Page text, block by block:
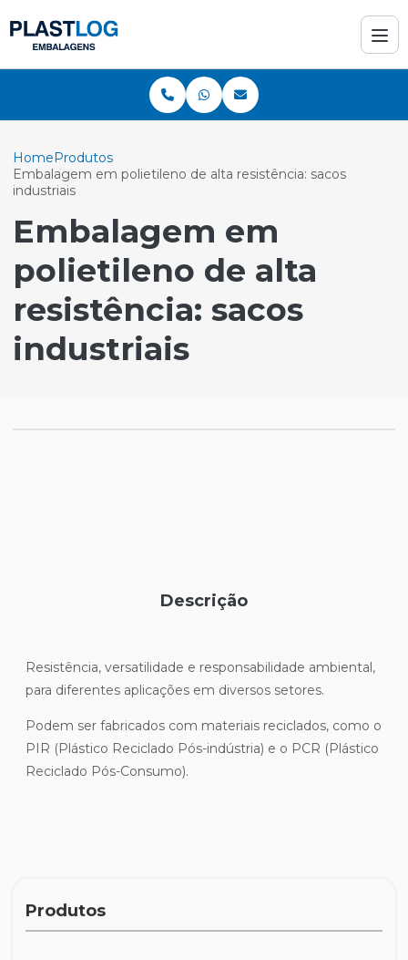
HomeProdutos
Embalagem em polietileno de alta resistência: sacos
industriais
Embalagem em
polietileno de alta
resistência: sacos
industriais
Descrição
Resistência, versatilidade e responsabilidade ambiental,
para diferentes aplicações em diversos setores.
Podem ser fabricados com materiais reciclados, como o
PIR (Plástico Reciclado Pós-indústria) e o PCR (Plástico
Reciclado Pós-Consumo).
Produtos